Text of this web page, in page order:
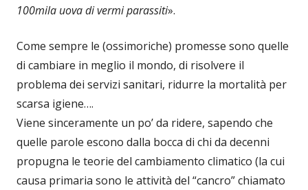
100mila uova di vermi parassiti».
Come sempre le (ossimoriche) promesse sono quelle
di cambiare in meglio il mondo, di risolvere il
problema dei servizi sanitari, ridurre la mortalità per
scarsa igiene….
Viene sinceramente un po’ da ridere, sapendo che
quelle parole escono dalla bocca di chi da decenni
propugna le teorie del cambiamento climatico (la cui
causa primaria sono le attività del “cancro” chiamato